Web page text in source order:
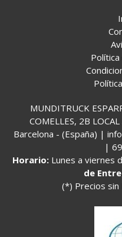
MUNDITRUCK
COMELLES, 2B
Barcelona - (España) |
|
Horario: Lunes a viernes
de
(*) Precios sin